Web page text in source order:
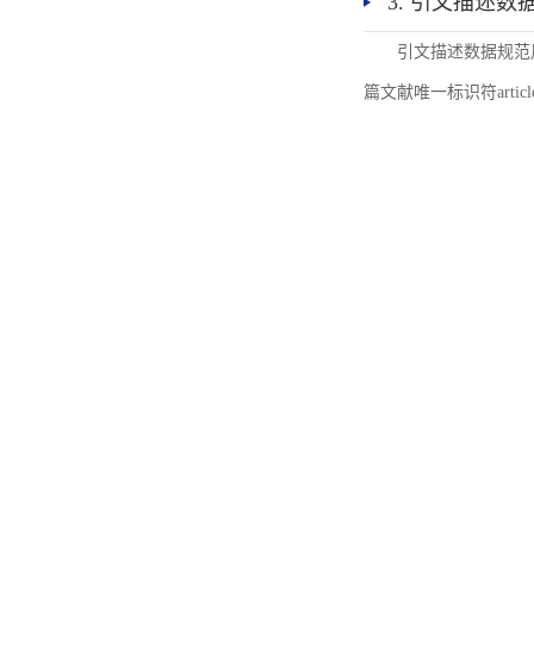
引文描述数据规
篇文献唯一标识符